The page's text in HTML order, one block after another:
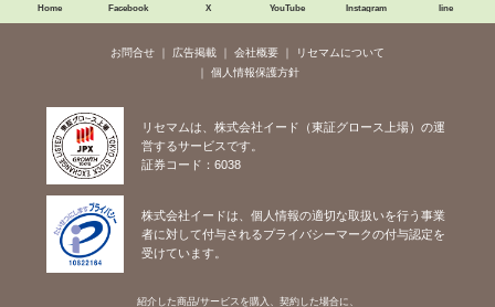
Home Facebook X YouTube Instagram line
お問合せ 広告掲載 会社概要
リセマムについて
個人情報保護方針
リセマムは、株式会社イード（東証グロース上場）の運
営するサービスです。
証券コード：6038
株式会社イードは、個人情報の適切な取扱いを行う事業
者に対して付与されるプライバシーマークの付与認定を
受けています。
紹介した商品/サービスを購入、契約した場合に、